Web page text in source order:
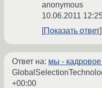
anonymous
10.06.2011
Показать ответ
Ответ на: мы - кадровое
+00:00